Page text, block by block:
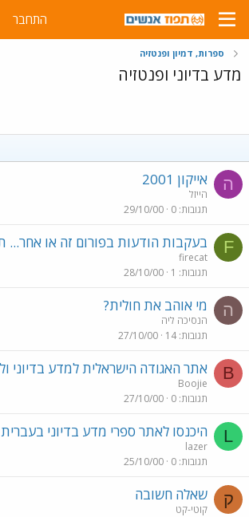
התחבר
ספרות, דמיון ופנטזיה
מדע בדיוני ופנטזיה
ה אייקון 2001
הייזל
תגובות 0
29/10/00
F בעקבות הודעות בפורום זה או אחר...
firecat
תגובות 1
28/10/00
ה מי אוהב את חולית?
הנסיכה ליה
תגובות 14
27/10/00
B אתר האגודה הישראלית למדע בדיוני
Boojie
תגובות 0
27/10/00
L היכנסו לאתר ספרי מדע בדיוני בעברית
lazer
תגובות 0
25/10/00
ק שאלה חשובה
קוטי-קט